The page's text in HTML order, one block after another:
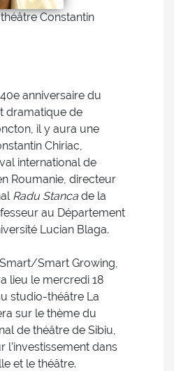
Constantin
anniversaire du
dramatique de
il y aura une
Chiriac,
international de
Roumanie, directeur
Radu Stanca de la
au Département
Lucian Blaga.
Smart Growing,
lieu le mercredi 18
studio-théâtre La
sur le thème du
de théâtre de Sibiu,
l’investissement dans
et le théâtre.